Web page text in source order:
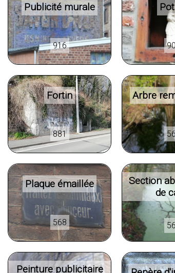
Publicité murale
916
Fortin
881
Arbre
Plaque émaillée
568
Section
de
Peinture publicitaire